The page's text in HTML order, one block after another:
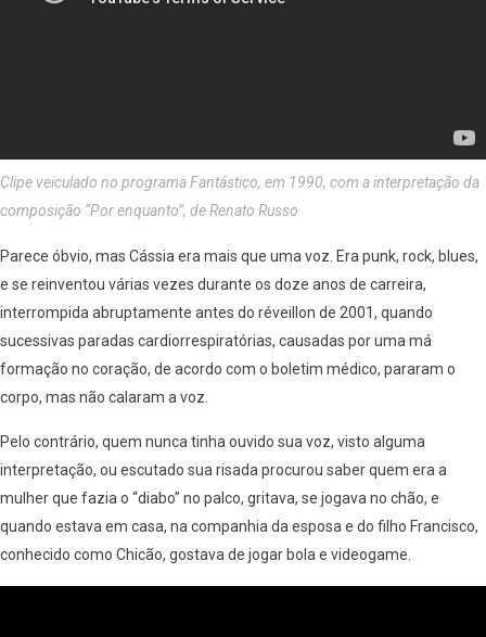
Clipe veiculado no programa Fantástico, em 1990, com a interpretação da
composição “Por enquanto”, de Renato Russo
Parece óbvio, mas Cássia era mais que uma voz. Era punk, rock, blues,
e se reinventou várias vezes durante os doze anos de carreira,
interrompida abruptamente antes do réveillon de 2001, quando
sucessivas paradas cardiorrespiratórias, causadas por uma má
formação no coração, de acordo com o boletim médico, pararam o
corpo, mas não calaram a voz.
Pelo contrário, quem nunca tinha ouvido sua voz, visto alguma
interpretação, ou escutado sua risada procurou saber quem era a
mulher que fazia o “diabo” no palco, gritava, se jogava no chão, e
quando estava em casa, na companhia da esposa e do filho Francisco,
conhecido como Chicão, gostava de jogar bola e videogame.